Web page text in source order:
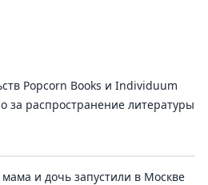
Popcorn Books и Individuum
за распространение литературы
и дочь запустили в Москве